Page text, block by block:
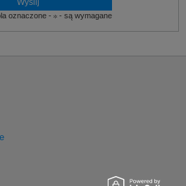
oznaczone - - są wymagane